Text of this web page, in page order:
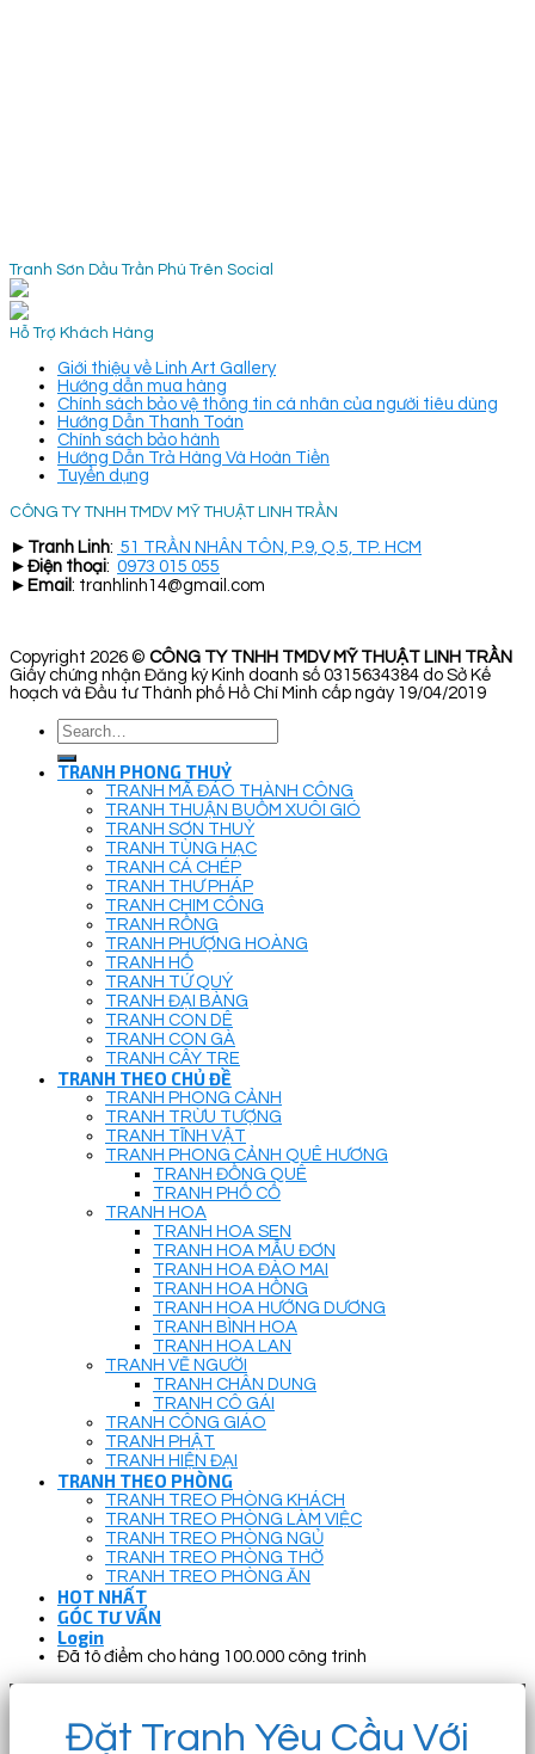
Tranh Sơn Dầu Trần Phú Trên Social
Hỗ Trợ Khách Hàng
Giới thiệu về Linh Art Gallery
Hướng dẫn mua hàng
Chính sách bảo vệ thông tin cá nhân của người tiêu dùng
Hướng Dẫn Thanh Toán
Chính sách bảo hành
Hướng Dẫn Trả Hàng Và Hoàn Tiền
Tuyển dụng
CÔNG TY TNHH TMDV MỸ THUẬT LINH TRẦN
► Tranh Linh: 51 TRẦN NHÂN TÔN, P.9, Q.5, TP. HCM
► Điện thoại: 0973 015 055
► Email : tranhlinh14@gmail.com
Copyright 2026 © CÔNG TY TNHH TMDV MỸ THUẬT LINH TRẦN
Giấy chứng nhận Đăng ký Kinh doanh số 0315634384 do Sở Kế
hoạch và Đầu tư Thành phố Hồ Chí Minh cấp ngày 19/04/2019
Search
for:
TRANH PHONG THUỶ
TRANH MÃ ĐÁO THÀNH CÔNG
TRANH THUẬN BUỒM XUÔI GIÓ
TRANH SƠN THUỶ
TRANH TÙNG HẠC
TRANH CÁ CHÉP
TRANH THƯ PHÁP
TRANH CHIM CÔNG
TRANH RỒNG
TRANH PHƯỢNG HOÀNG
TRANH HỔ
TRANH TỨ QUÝ
TRANH ĐẠI BÀNG
TRANH CON DÊ
TRANH CON GÀ
TRANH CÂY TRE
TRANH THEO CHỦ ĐỀ
TRANH PHONG CẢNH
TRANH TRỪU TƯỢNG
TRANH TĨNH VẬT
TRANH PHONG CẢNH QUÊ HƯƠNG
TRANH ĐỒNG QUÊ
TRANH PHỐ CỔ
TRANH HOA
TRANH HOA SEN
TRANH HOA MẪU ĐƠN
TRANH HOA ĐÀO MAI
TRANH HOA HỒNG
TRANH HOA HƯỚNG DƯƠNG
TRANH BÌNH HOA
TRANH HOA LAN
TRANH VẼ NGƯỜI
TRANH CHÂN DUNG
TRANH CÔ GÁI
TRANH CÔNG GIÁO
TRANH PHẬT
TRANH HIỆN ĐẠI
TRANH THEO PHÒNG
TRANH TREO PHÒNG KHÁCH
TRANH TREO PHÒNG LÀM VIỆC
TRANH TREO PHÒNG NGỦ
TRANH TREO PHÒNG THỜ
TRANH TREO PHÒNG ĂN
HOT NHẤT
GÓC TƯ VẤN
Login
Đã tô điểm cho hàng 100.000 công trình
Đặt Tranh Yêu Cầu Với